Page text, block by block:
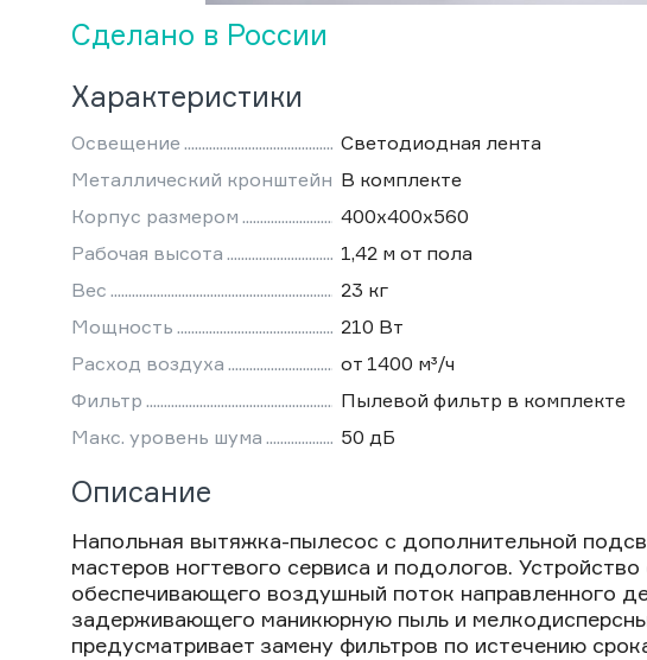
Сделано в России
Характеристики
Освещение
Светодиодная лента
Металлический кронштейн В комплекте
Корпус размером
400х400х560
Рабочая высота
1,42 м от пола
Вес
23 кг
Мощность
210 Вт
Расход воздуха
от 1400 м³/ч
Фильтр
Пылевой фильтр в комплекте
Макс. уровень шума
50 дБ
Описание
Напольная вытяжка-пылесос с дополнительной
мастеров ногтевого сервиса и подологов.
обеспечивающего воздушный поток направленного
задерживающего маникюрную пыль и
предусматривает замену фильтров по истечению